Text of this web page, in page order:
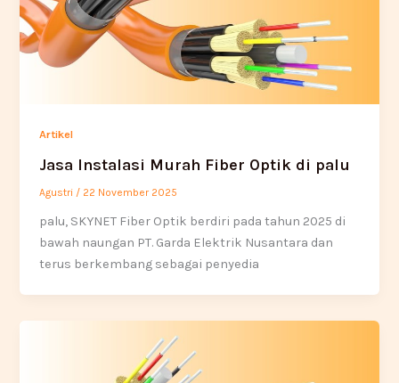
Artikel
Jasa Instalasi Murah Fiber Optik di palu
Agustri / 22 November 2025
palu, SKYNET Fiber Optik berdiri pada tahun 2025 di
bawah naungan PT. Garda Elektrik Nusantara dan
terus berkembang sebagai penyedia